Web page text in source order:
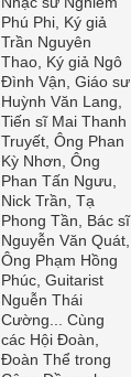
Phú Phi, Ký giả
Trần Nguyên
Thao, Ký giả Ngô
Đình Vận, Giáo sư
Huỳnh Văn Lang,
Tiến sĩ Mai Thanh
Truyết, Ông Phan
Kỳ Nhơn, Ông
Phan Tấn Ngưu,
Nick Trần, Tạ
Phong Tần, Bác sĩ
Nguyễn Văn Quát,
Ông Phạm Hồng
Phúc, Guitarist
Nguễn Thái
Cường... Cùng
các Hội Đoàn,
Đoàn Thể trong